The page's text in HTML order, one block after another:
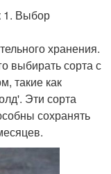
1. Выбор
хранения.
выбирать сорта с
такие как
Эти сорта
сохранять